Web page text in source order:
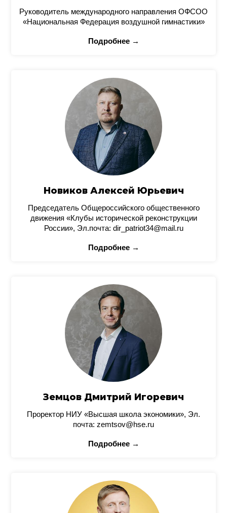
Руководитель международного направления ОФСОО
«Национальная Федерация воздушной гимнастики»
Подробнее →
Новиков Алексей Юрьевич
Председатель Общероссийского общественного
движения «Клубы исторической реконструкции
России», Эл.почта: dir_patriot34@mail.ru
Подробнее →
Земцов Дмитрий Игоревич
Проректор НИУ «Высшая школа экономики», Эл.
почта: zemtsov@hse.ru
Подробнее →